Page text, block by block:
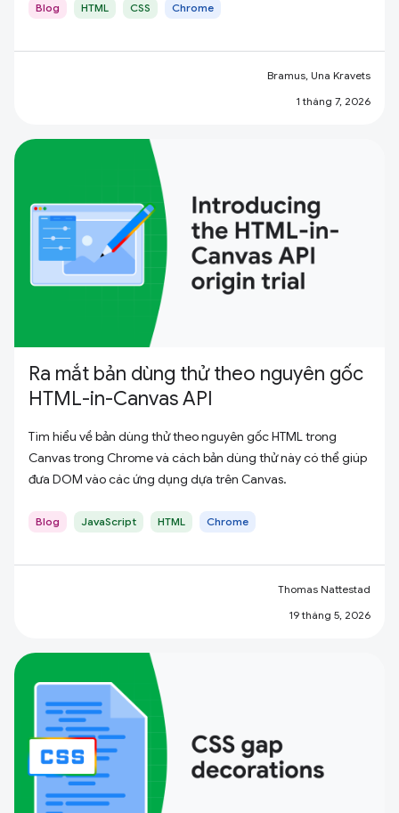
Blog HTML CSS Chrome
Bramus, Una Kravets
1 tháng 7, 2026
Ra mắt bản dùng thử theo nguyên gốc
HTML-in-Canvas API
Tìm hiểu về bản dùng thử theo nguyên gốc HTML trong
Canvas trong Chrome và cách bản dùng thử này có thể giúp
đưa DOM vào các ứng dụng dựa trên Canvas.
Blog JavaScript HTML Chrome
Thomas Nattestad
19 tháng 5, 2026